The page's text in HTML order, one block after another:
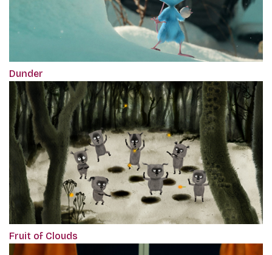
Dunder
Fruit of Clouds